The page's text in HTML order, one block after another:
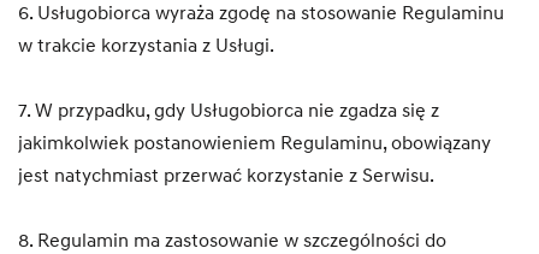
6. Usługobiorca wyraża zgodę na stosowanie Regulaminu
w trakcie korzystania z Usługi.
7. W przypadku, gdy Usługobiorca nie zgadza się z
jakimkolwiek postanowieniem Regulaminu, obowiązany
jest natychmiast przerwać korzystanie z Serwisu.
8. Regulamin ma zastosowanie w szczególności do